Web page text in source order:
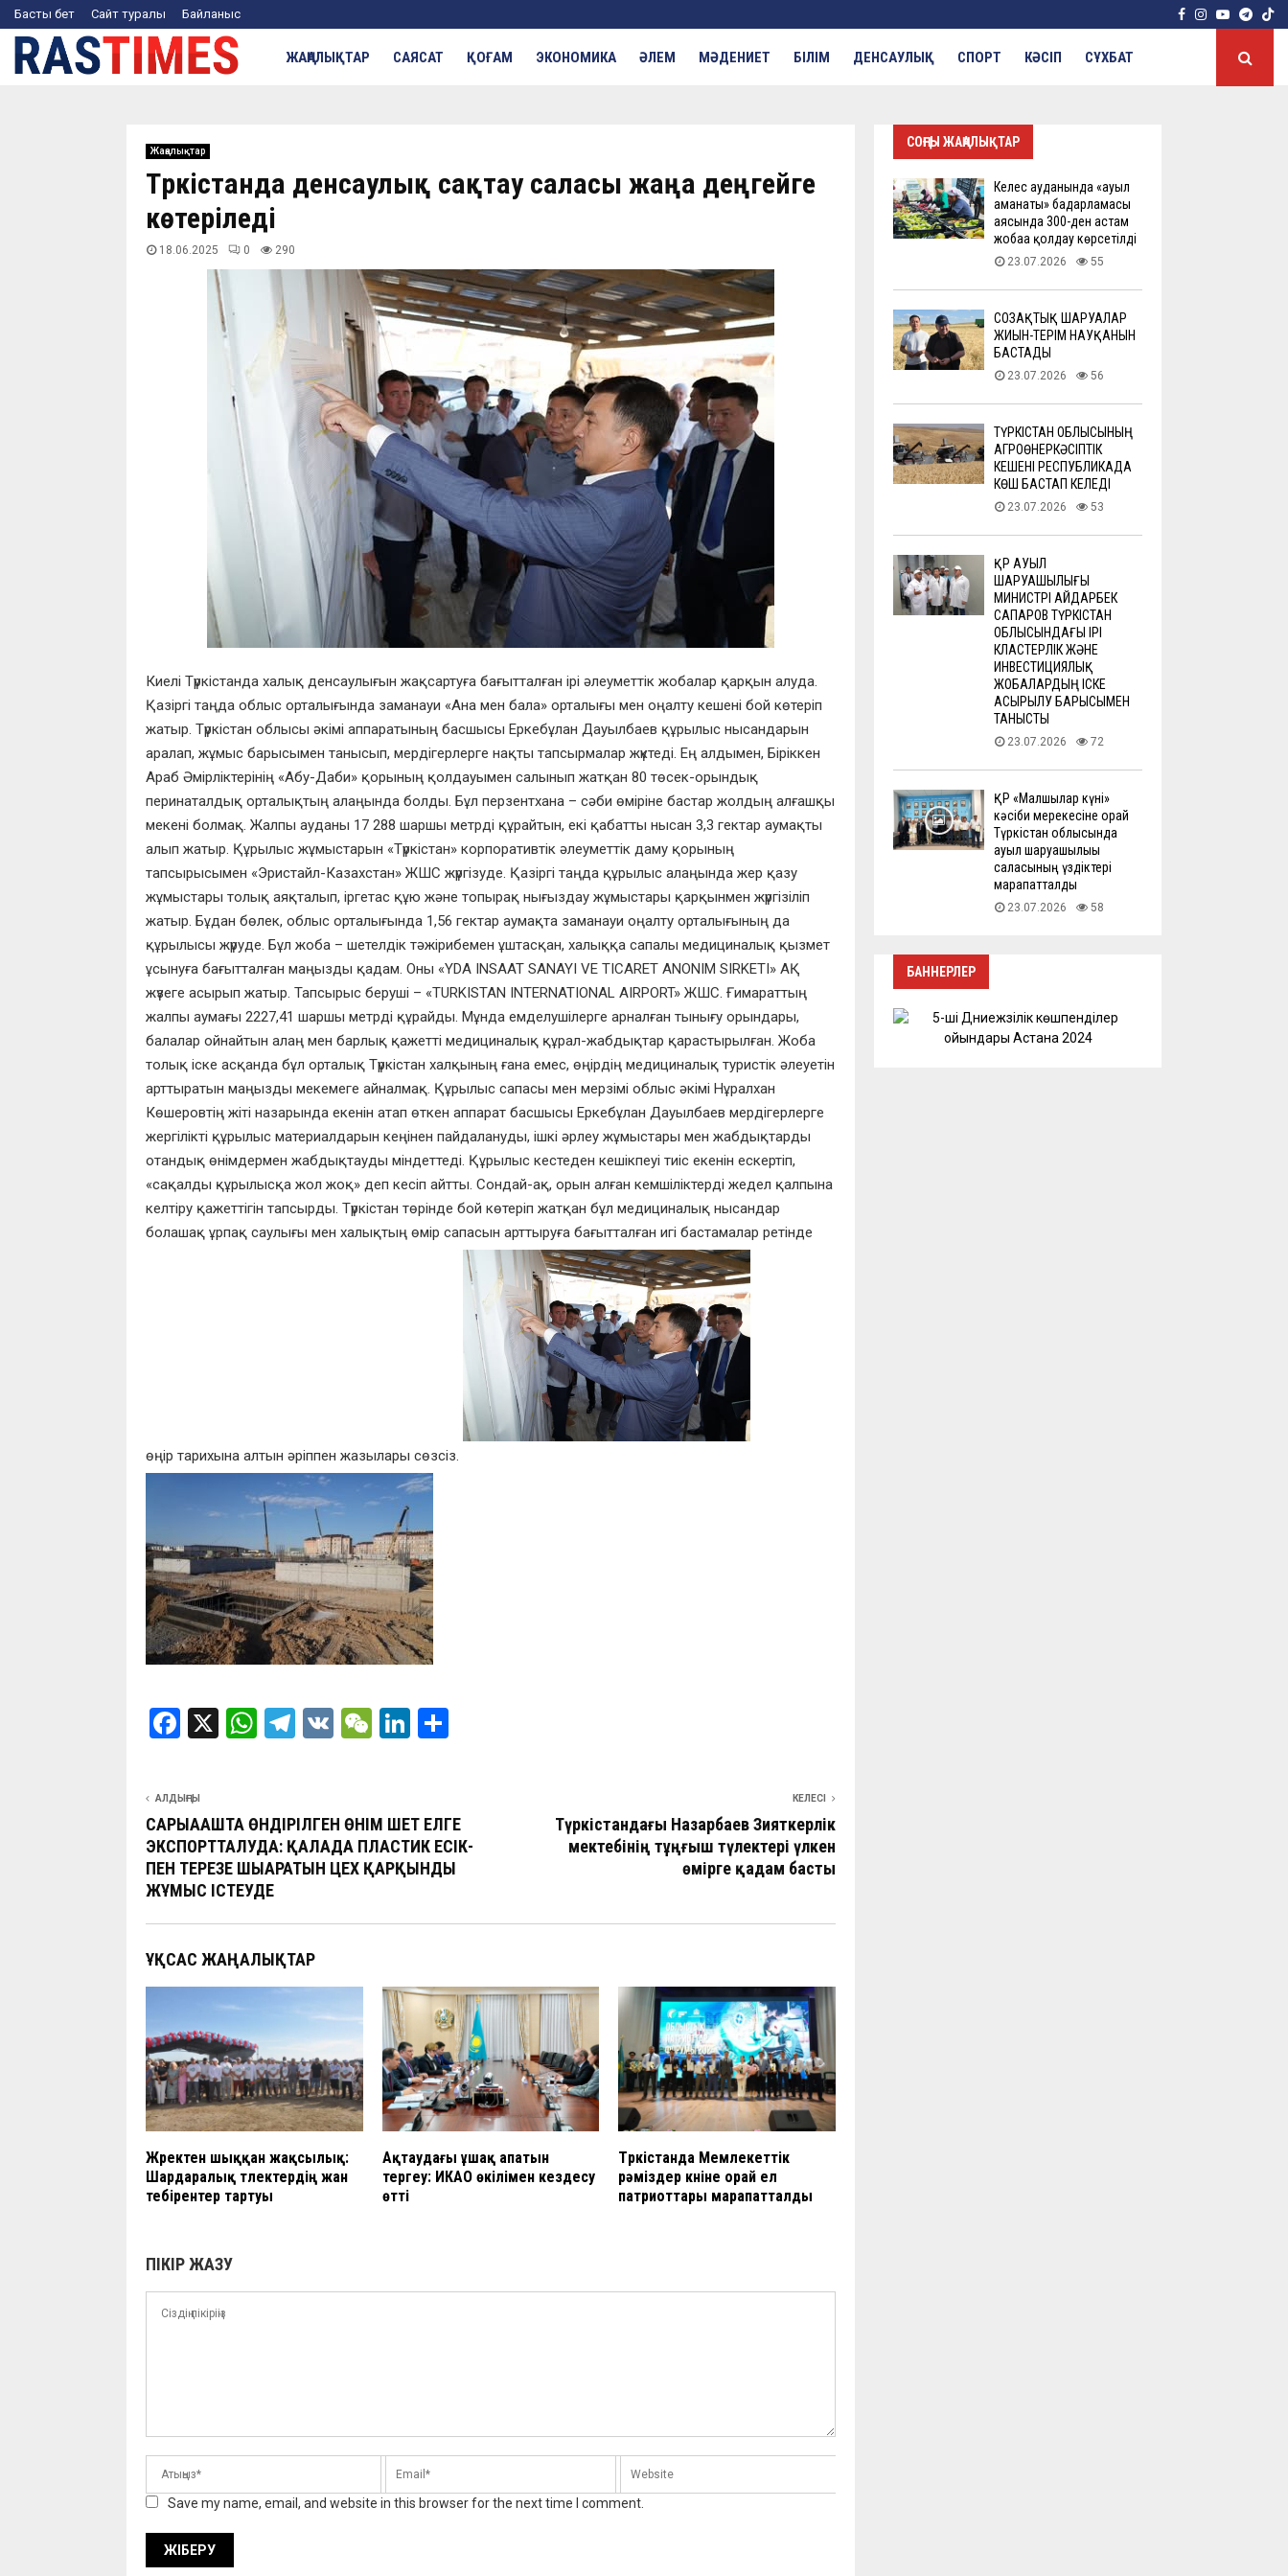
Басты бет Сайт туралы Байланыс Facebook
Instagram
Youtube
ЖАҢАЛЫҚТАР САЯСАТ ҚОҒАМ ЭКОНОМИКА ӘЛЕМ МӘДЕНИЕТ БІЛІМ ДЕНСАУЛЫҚ СПОРТ КӘСІП СҰХБАТ
Жаңалықтар
Түркістанда денсаулық сақтау саласы жаңа деңгейге
көтеріледі
18.06.2025 0 290
Киелі Түркістанда халық денсаулығын жақсартуға бағытталған ірі әлеуметтік жобалар қарқын алуда.
Қазіргі таңда облыс орталығында заманауи «Ана мен бала» орталығы мен оңалту кешені бой көтеріп
жатыр. Түркістан облысы әкімі аппаратының басшысы Еркебұлан Дауылбаев құрылыс нысандарын
аралап, жұмыс барысымен танысып, мердігерлерге нақты тапсырмалар жүктеді. Ең алдымен, Біріккен
Араб Әмірліктерінің «Абу-Даби» қорының қолдауымен салынып жатқан 80 төсек-орындық
перинаталдық орталықтың алаңында болды. Бұл перзентхана – сәби өміріне бастар жолдың алғашқы
мекені болмақ. Жалпы ауданы 17 288 шаршы метрді құрайтын, екі қабатты нысан 3,3 гектар аумақты
алып жатыр. Құрылыс жұмыстарын «Түркістан» корпоративтік әлеуметтік даму қорының
тапсырысымен «Эристайл-Казахстан» ЖШС жүргізуде. Қазіргі таңда құрылыс алаңында жер қазу
жұмыстары толық аяқталып, іргетас құю және топырақ нығыздау жұмыстары қарқынмен жүргізіліп
жатыр. Бұдан бөлек, облыс орталығында 1,56 гектар аумақта заманауи оңалту орталығының да
құрылысы жүруде. Бұл жоба – шетелдік тәжірибемен ұштасқан, халыққа сапалы медициналық қызмет
ұсынуға бағытталған маңызды қадам. Оны «YDA INSAAT SANAYI VE TICARET ANONIM SIRKETI» АҚ
жүзеге асырып жатыр. Тапсырыс беруші – «TURKISTAN INTERNATIONAL AIRPORT» ЖШС. Ғимараттың
жалпы аумағы 2227,41 шаршы метрді құрайды. Мұнда емделушілерге арналған тынығу орындары,
балалар ойнайтын алаң мен барлық қажетті медициналық құрал-жабдықтар қарастырылған. Жоба
толық іске асқанда бұл орталық Түркістан халқының ғана емес, өңірдің медициналық туристік әлеуетін
арттыратын маңызды мекемеге айналмақ. Құрылыс сапасы мен мерзімі облыс әкімі Нұралхан
Көшеровтің жіті назарында екенін атап өткен аппарат басшысы Еркебұлан Дауылбаев мердігерлерге
жергілікті құрылыс материалдарын кеңінен пайдалануды, ішкі әрлеу жұмыстары мен жабдықтарды
отандық өнімдермен жабдықтауды міндеттеді. Құрылыс кестеден кешікпеуі тиіс екенін ескертіп,
«сақалды құрылысқа жол жоқ» деп кесіп айтты. Сондай-ақ, орын алған кемшіліктерді жедел қалпына
келтіру қажеттігін тапсырды. Түркістан төрінде бой көтеріп жатқан бұл медициналық нысандар
болашақ ұрпақ саулығы мен халықтың өмір сапасын арттыруға бағытталған игі бастамалар ретінде
өңір тарихына алтын әріппен жазылары сөзсіз.
F
ce
b
o
o
k
X
W
s
A
p
p
T
gr
a
m
V
W
h
at
Li
dI
n
р
а
в
АЛДЫҢҒЫ
САРЫАҒАШТА ӨНДІРІЛГЕН ӨНІМ ШЕТ ЕЛГЕ
ЭКСПОРТТАЛУДА: ҚАЛАДА ПЛАСТИК ЕСІК-
ПЕН ТЕРЕЗЕ ШЫҒАРАТЫН ЦЕХ ҚАРҚЫНДЫ
ЖҰМЫС ІСТЕУДЕ
КЕЛЕСІ
Түркістандағы Назарбаев Зияткерлік
мектебінің тұңғыш түлектері үлкен
өмірге қадам басты
ҰҚСАС ЖАҢАЛЫҚТАР
Жүректен шыққан жақсылық:
Шардаралық түлектердің жан
тебірентер тартуы
Ақтаудағы ұшақ апатын
тергеу: ИКАО өкілімен кездесу
өтті
Түркістанда Мемлекеттік
рәміздер күніне орай ел
патриоттары марапатталды
ПІКІР ЖАЗУ
Save my name, email, and website in this browser for the next time I comment.
СОҢҒЫ ЖАҢАЛЫҚТАР
Келес ауданында «ауыл
аманаты» бағдарламасы
аясында 300-ден астам
жобаға қолдау көрсетілді
23.07.2026 55
СОЗАҚТЫҚ ШАРУАЛАР
ЖИЫН-ТЕРІМ НАУҚАНЫН
БАСТАДЫ
23.07.2026 56
ТҮРКІСТАН ОБЛЫСЫНЫҢ
АГРОӨНЕРКӘСІПТІК
КЕШЕНІ РЕСПУБЛИКАДА
КӨШ БАСТАП КЕЛЕДІ
23.07.2026 53
ҚР АУЫЛ
ШАРУАШЫЛЫҒЫ
МИНИСТРІ АЙДАРБЕК
САПАРОВ ТҮРКІСТАН
ОБЛЫСЫНДАҒЫ ІРІ
КЛАСТЕРЛІК ЖӘНЕ
ИНВЕСТИЦИЯЛЫҚ
ЖОБАЛАРДЫҢ ІСКЕ
АСЫРЫЛУ БАРЫСЫМЕН
ТАНЫСТЫ
23.07.2026 72
ҚР «Малшылар күні»
кәсіби мерекесіне орай
Түркістан облысында
ауыл шаруашылығы
саласының үздіктері
марапатталды
23.07.2026 58
БАННЕРЛЕР